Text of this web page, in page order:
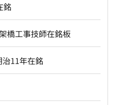
銘
工事技師在銘板
11年在銘